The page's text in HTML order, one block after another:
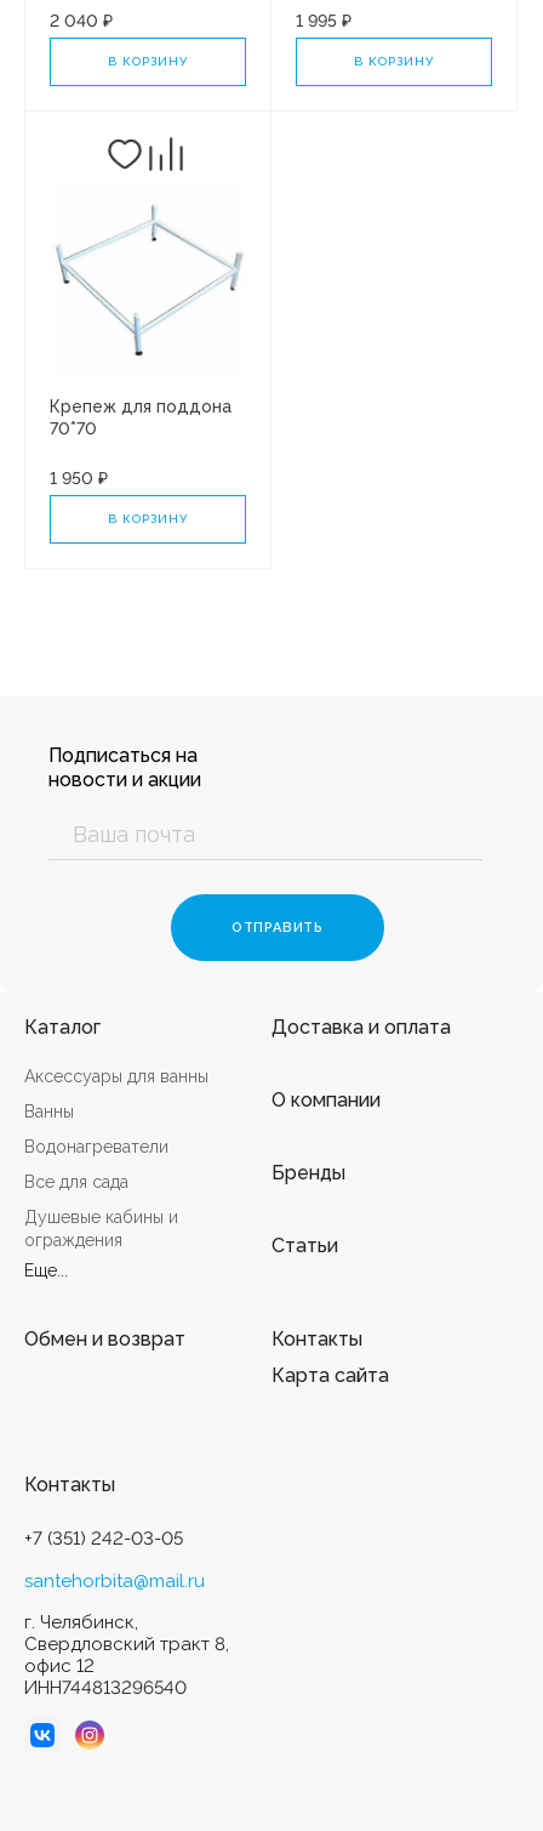
2 040 ₽
В КОРЗИНУ
1 995 ₽
В КОРЗИНУ
Крепеж для поддона
70*70
1 950 ₽
В КОРЗИНУ
Подписаться на
новости и акции
Каталог
Аксессуары для ванны
Ванны
Водонагреватели
Все для сада
Душевые кабины и
ограждения
Еще...
Доставка и оплата
О компании
Бренды
Статьи
Обмен и возврат
Контакты
Карта сайта
Контакты
+7 (351) 242-03-05
santehorbita@mail.ru
г. Челябинск,
Свердловский тракт 8,
офис 12
ИНН744813296540